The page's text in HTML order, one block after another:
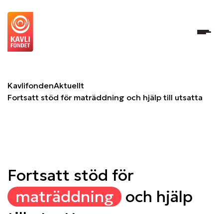
KavlifondenAktuellt
Fortsatt stöd för maträddning och hjälp till utsatta
Fortsatt stöd för
maträddning
och hjälp